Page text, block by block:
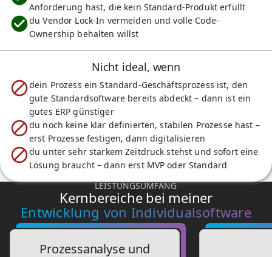
Anforderung hast, die kein Standard-Produkt erfüllt
du Vendor Lock-In vermeiden und volle Code-
Ownership behalten willst
Nicht ideal, wenn
dein Prozess ein Standard-Geschäftsprozess ist, den
gute Standardsoftware bereits abdeckt – dann ist ein
gutes ERP günstiger
du noch keine klar definierten, stabilen Prozesse hast –
erst Prozesse festigen, dann digitalisieren
du unter sehr starkem Zeitdruck stehst und sofort eine
Lösung braucht – dann erst MVP oder Standard
LEISTUNGSUMFANG
Kernbereiche bei meiner
Entwicklung von Individualsoftware
Prozessanalyse und